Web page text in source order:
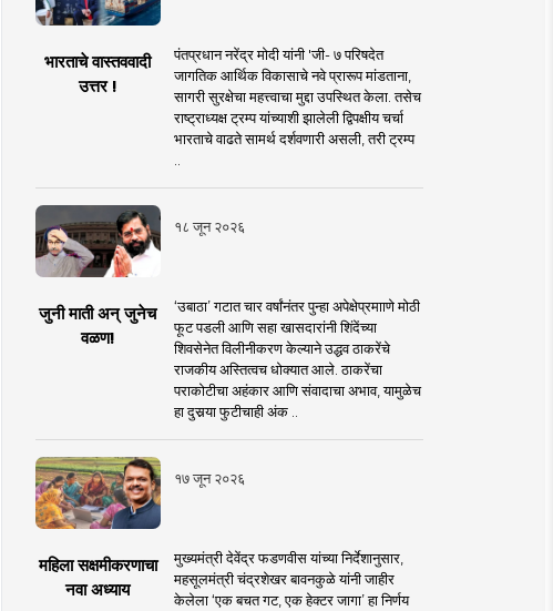
भारताचे वास्तववादी
उत्तर !
पंतप्रधान नरेंद्र मोदी यांनी 'जी- ७ परिषदेत
जागतिक आर्थिक विकासाचे नवे प्रारूप मांडताना,
सागरी सुरक्षेचा महत्त्वाचा मुद्दा उपस्थित केला. तसेच
राष्ट्राध्यक्ष ट्रम्प यांच्याशी झालेली द्विपक्षीय चर्चा
भारताचे वाढते सामर्थ दर्शवणारी असली, तरी ट्रम्प
१८ जून २०२६
जुनी माती अन् जुनेच
वळण!
‘उबाठा’ गटात चार वर्षांनंतर पुन्हा अपेक्षेप्रमााणे मोठी
फूट पडली आणि सहा खासदारांनी शिंदेंच्या
शिवसेनेत विलीनीकरण केल्याने उद्धव ठाकरेंचे
राजकीय अस्तित्वच धोक्यात आले. ठाकरेंचा
पराकोटीचा अहंकार आणि संवादाचा अभाव, यामुळेच
हा दुसर्‍या फुटीचाही अंक ..
१७ जून २०२६
महिला सक्षमीकरणाचा
नवा अध्याय
मुख्यमंत्री देवेंद्र फडणवीस यांच्या निर्देशानुसार,
महसूलमंत्री चंद्रशेखर बावनकुळे यांनी जाहीर
केलेला ‘एक बचत गट, एक हेक्टर जागा’ हा निर्णय